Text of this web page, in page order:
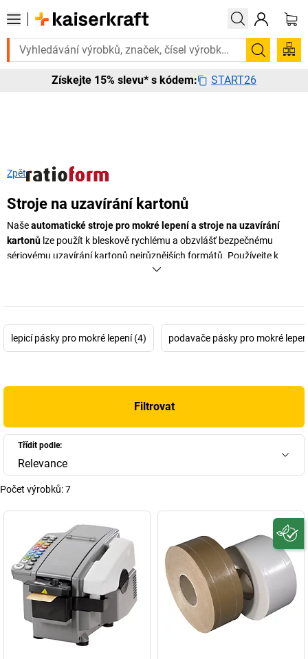
to urgentně? Vybrané bestsellery doručíme do 72 hodin.
Hledání
Získejte 15% slevu* s kódem: START26
Zpět
Stroje na uzavírání kartonů
Našeautomatické stroje pro mokré lepení a stroje na uzavírání
kartonů lze použít k bleskově rychlému a obzvlášť bezpečnému
sériovému uzavírání kartonů nejrůznějších formátů. Používejte k
tomu ekologické stroje a papírové pásky pro mokré lepení od
lepicí pásky pro mokré lepení (4) podavače pásky pro mokré
Filtrovat
Třídit podle:
Relevance
Počet výrobků:7